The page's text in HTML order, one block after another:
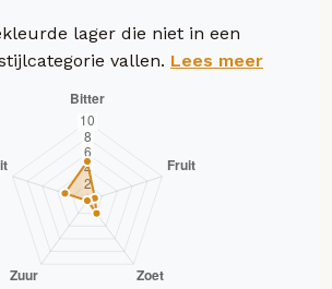
lager die niet in een
vallen. Lees meer